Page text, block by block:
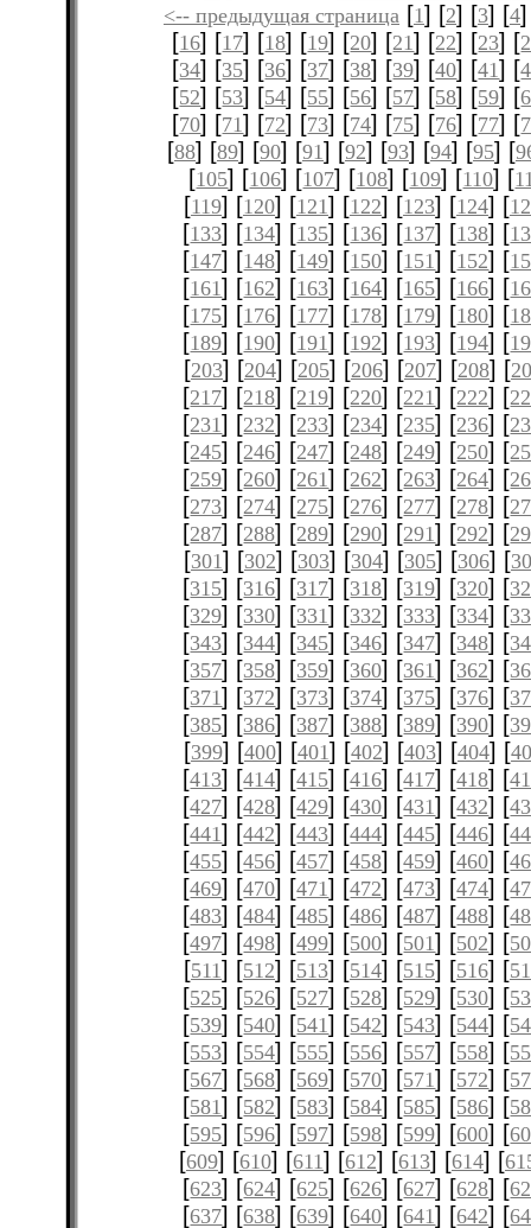
<-- предыдущая страница [1] [2] [3] [4
[16] [17] [18] [19] [20] [21] [22] [23] [
[34] [35] [36] [37] [38] [39] [40] [41] [
[52] [53] [54] [55] [56] [57] [58] [59] [
[70] [71] [72] [73] [74] [75] [76] [77] [
[88] [89] [90] [91] [92] [93] [94] [95] [
[105] [106] [107] [108] [109] [110] [
[119] [120] [121] [122] [123] [124] [
[133] [134] [135] [136] [137] [138] [
[147] [148] [149] [150] [151] [152] [
[161] [162] [163] [164] [165] [166] [
[175] [176] [177] [178] [179] [180] [
[189] [190] [191] [192] [193] [194] [
[203] [204] [205] [206] [207] [208] [
[217] [218] [219] [220] [221] [222] [
[231] [232] [233] [234] [235] [236] [
[245] [246] [247] [248] [249] [250] [
[259] [260] [261] [262] [263] [264] [
[273] [274] [275] [276] [277] [278] [
[287] [288] [289] [290] [291] [292] [
[301] [302] [303] [304] [305] [306] [
[315] [316] [317] [318] [319] [320] [
[329] [330] [331] [332] [333] [334] [
[343] [344] [345] [346] [347] [348] [
[357] [358] [359] [360] [361] [362] [
[371] [372] [373] [374] [375] [376] [
[385] [386] [387] [388] [389] [390] [
[399] [400] [401] [402] [403] [404] [
[413] [414] [415] [416] [417] [418] [
[427] [428] [429] [430] [431] [432] [
[441] [442] [443] [444] [445] [446] [
[455] [456] [457] [458] [459] [460] [
[469] [470] [471] [472] [473] [474] [
[483] [484] [485] [486] [487] [488] [
[497] [498] [499] [500] [501] [502] [
[511] [512] [513] [514] [515] [516] [
[525] [526] [527] [528] [529] [530] [
[539] [540] [541] [542] [543] [544] [
[553] [554] [555] [556] [557] [558] [
[567] [568] [569] [570] [571] [572] [
[581] [582] [583] [584] [585] [586] [
[595] [596] [597] [598] [599] [600] [
[609] [610] [611] [612] [613] [614] [
[623] [624] [625] [626] [627] [628] [
[637] [638] [639] [640] [641] [642] [